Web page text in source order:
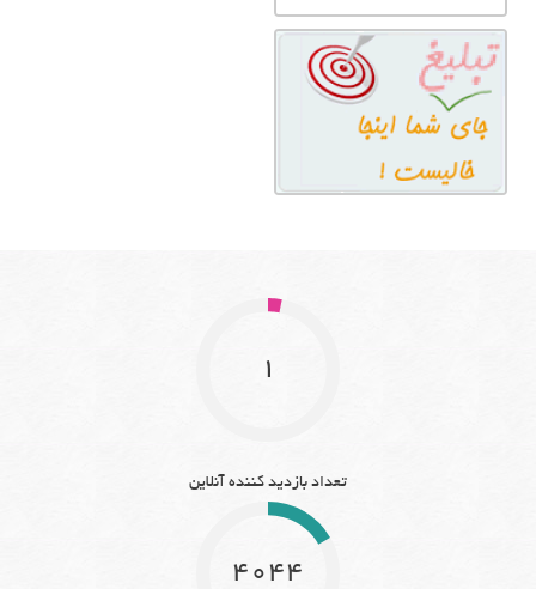
1
تعداد بازدید کننده آنلاین
4044